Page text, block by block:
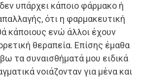
υπάρχει κάποιο φάρμακο ή
ότι η φαρμακευτική
κάποιους ενώ άλλοι έχουν
θεραπεία. Επίσης έμαθα
τα συναισθήματά μου ειδικά
νοιάζονταν για μένα και